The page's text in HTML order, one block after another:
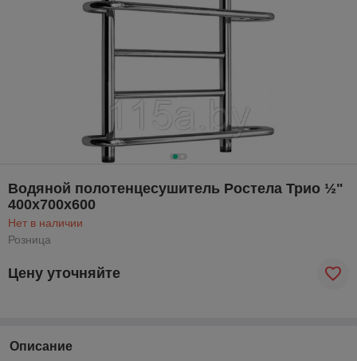
Водяной полотенцесушитель Ростела Трио ½"
400x700x600
Нет в наличии
Розница
Цену уточняйте
Описание